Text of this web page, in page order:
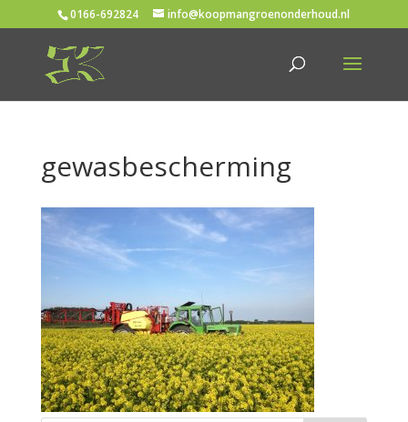
0166-692824 info@koopmangroenonderhoud.nl
gewasbescherming